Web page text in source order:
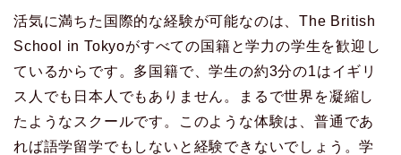
活気に満ちた国際的な経験が可能なのは、The British
School in Tokyoがすべての国籍と学力の学生を歓迎し
ているからです。多国籍で、学生の約3分の1はイギリ
ス人でも日本人でもありません。まるで世界を凝縮し
たようなスクールです。このような体験は、普通であ
れば語学留学でもしないと経験できないでしょう。学